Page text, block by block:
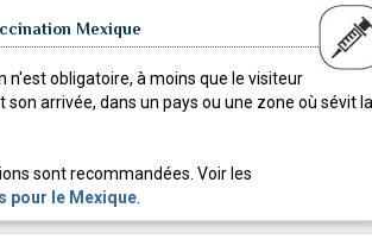
Mexique
n'est obligatoire, à moins que le visiteur
son arrivée, dans un pays ou une zone où sévit la
sont recommandées. Voir les
pour le Mexique.